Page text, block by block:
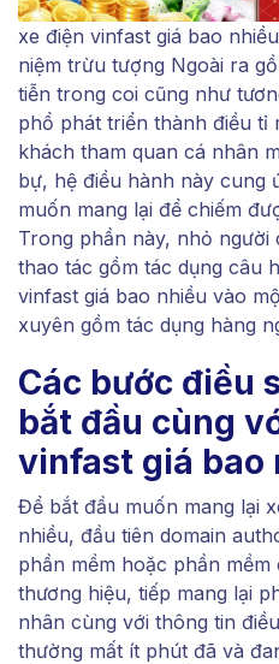
xe điện vinfast giá bao
niệm trừu tượng Ngoài ra
tiễn trong coi cũng như
phổ phát triển thành điều tỉ
khách tham quan cá nhân
bự, hệ điều hành này cung
muốn mang lại để chiếm
Trong phần này, nhỏ người
thao tác gồm tác dụng câu
vinfast giá bao nhiều vào
xuyên gồm tác dụng hàng
Các bước điều
bắt đầu cùng
vinfast giá bao
Để bắt đầu muốn mang lại
nhiều, đầu tiên domain
phần mềm hoặc phần
thương hiệu, tiếp mang lại
nhân cùng với thông tin
thường mất ít phút đã và